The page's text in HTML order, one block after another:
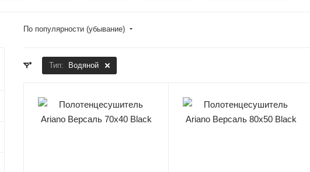
По популярности (убывание)
Тип: Водяной